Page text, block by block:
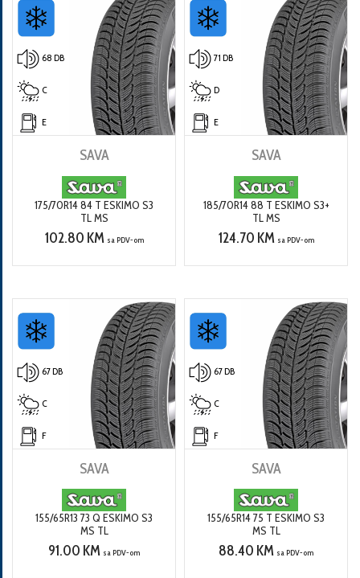
68 DB
C
E
SAVA
175/70R14 84 T ESKIMO S3
TL MS
102.80 KM sa PDV-om
71 DB
D
E
SAVA
185/70R14 88 T ESKIMO S3+
TL MS
124.70 KM sa PDV-om
67 DB
C
F
SAVA
155/65R13 73 Q ESKIMO S3
MS TL
91.00 KM sa PDV-om
67 DB
C
F
SAVA
155/65R14 75 T ESKIMO S3
MS TL
88.40 KM sa PDV-om